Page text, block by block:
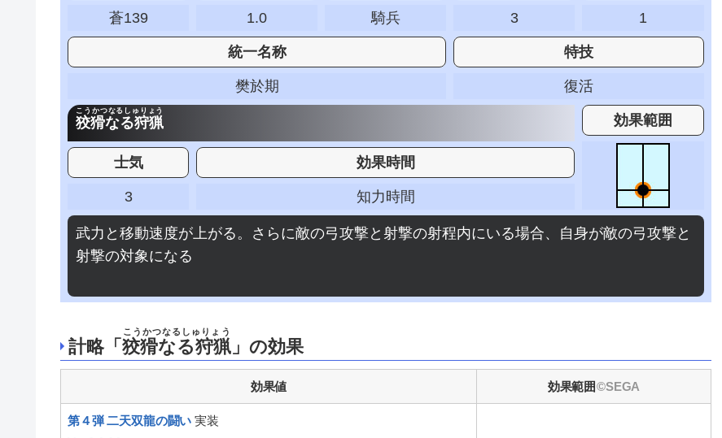
蒼139 1.0 騎兵 3 1
統一名称 特技
樊於期 復活
狡猾なる狩猟
こうかつなるしゅりょう
効果範囲
士気 効果時間
3 知力時間
武力と移動速度が上がる。さらに敵の弓攻撃と射撃の射程内にいる場合、自身が敵の弓攻撃と
射撃の対象になる
計略「 狡猾なる狩猟
こうかつなるしゅりょう
」の効果
効果値 効果範囲
第４弾 二天双龍の闘い 実装